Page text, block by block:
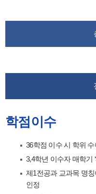
학점이수
36학점 이수 시 학위 수
3,4학년 이수자 매학기
제1전공과 교과목 명
인정